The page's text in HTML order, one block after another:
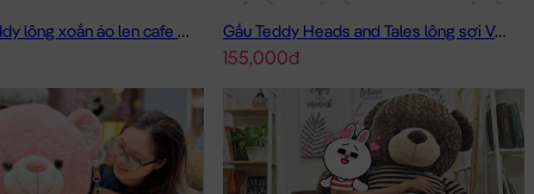
Gấu Bông Teddy lông xoắn áo len cafe sữa 2m - Hàng Nhập Gấu Teddy Heads and Tales lông sợi Vàng
155,000đ